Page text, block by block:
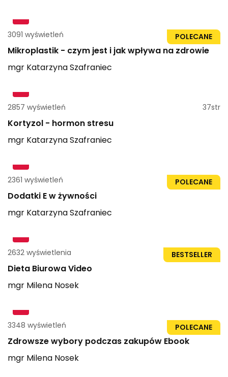
POLECANE
3091 wyświetleń 32str
Mikroplastik - czym jest i jak wpływa na zdrowie
mgr KatarzynaSzafraniec
2857 wyświetleń 37str
Kortyzol - hormon stresu
mgr KatarzynaSzafraniec
POLECANE
2361 wyświetleń 58str
Dodatki E w żywności
mgr KatarzynaSzafraniec
BESTSELLER
2632 wyświetlenia 1h 55min
Dieta Biurowa Video
mgr Milena Nosek
POLECANE
3348 wyświetleń 98str
Zdrowsze wybory podczas zakupów Ebook
mgr Milena Nosek